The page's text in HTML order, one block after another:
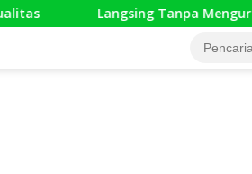
Langsing Tanpa